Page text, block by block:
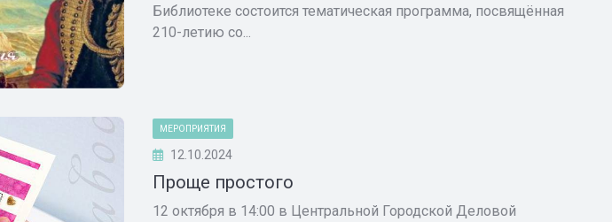
Библиотеке состоится тематическая программа, посвящённая
210-летию со...
МЕРОПРИЯТИЯ
12.10.2024
Проще простого
12 октября в 14:00 в Центральной Городской Деловой